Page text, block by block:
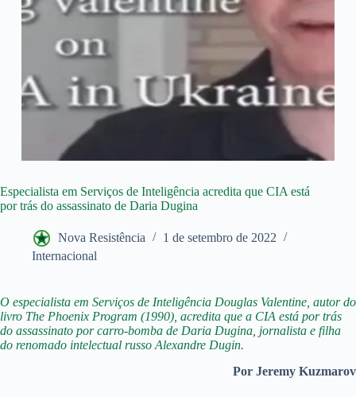
Especialista em Serviços de Inteligência acredita que CIA está
por trás do assassinato de Daria Dugina
Nova Resistência
1 de setembro de 2022
Internacional
O especialista em Serviços de Inteligência Douglas Valentine, autor do
livro The Phoenix Program (1990), acredita que a CIA está por trás
do assassinato por carro-bomba de Daria Dugina, jornalista e filha
do renomado intelectual russo Alexandre Dugin.
Por Jeremy Kuzmarov